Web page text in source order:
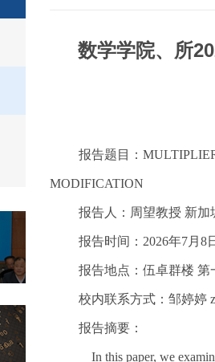
数学学院、所
报告题目：
MODIFICATION
报告人：周望教授 新加
报告时间：2026年7月8
报告地点：伍卓群楼 第
校内联系方式：邹婷婷
报告摘要：
In this paper, we